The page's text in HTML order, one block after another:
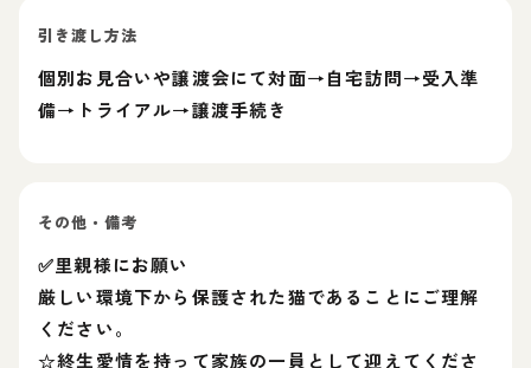
引き渡し方法
個別お見合いや譲渡会にて対面→自宅訪問→受入準
備→トライアル→譲渡手続き
その他・備考
✅里親様にお願い
厳しい環境下から保護された猫であることにご理解
ください。
☆終生愛情を持って家族の一員として迎えてくださ